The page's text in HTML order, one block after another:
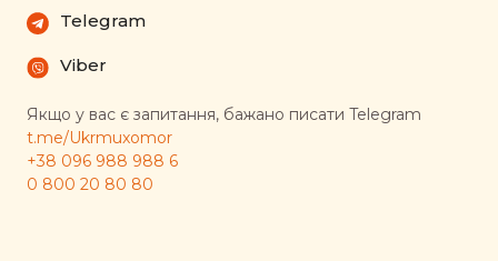
Telegram
Viber
Якщо у вас є запитання, бажано писати Telegram
t.me/Ukrmuxomor
+38 096 988 988 6
0 800 20 80 80